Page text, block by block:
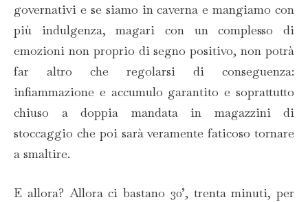
governativi e se siamo in caverna e mangiamo con
più indulgenza, magari con un complesso di
emozioni non proprio di segno positivo, non potrà
far altro che regolarsi di conseguenza:
infiammazione e accumulo garantito e soprattutto
chiuso a doppia mandata in magazzini di
stoccaggio che poi sarà veramente faticoso tornare
a smaltire.
E allora? Allora ci bastano 30’, trenta minuti, per